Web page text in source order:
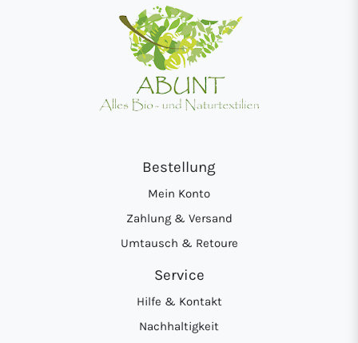
Bestellung
Mein Konto
Zahlung & Versand
Umtausch & Retoure
Service
Hilfe & Kontakt
Nachhaltigkeit